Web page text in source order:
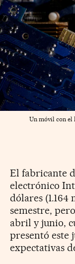
Un móvil con el
El fabricante
electrónico
dólares
semestre,
abril y junio,
presentó este
expectativas